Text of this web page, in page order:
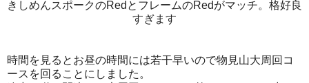
きしめんスポークのRedとフレームのRedがマッチ。格好良
すぎます
時間を見るとお昼の時間には若干早いので物見山大周回コ
ースを回ることにしました。